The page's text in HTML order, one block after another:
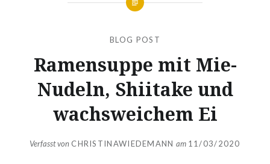
BLOG POST
Ramensuppe mit Mie-
Nudeln, Shiitake und
wachsweichem Ei
Verfasst von CHRISTINAWIEDEMANN am 11/03/2020